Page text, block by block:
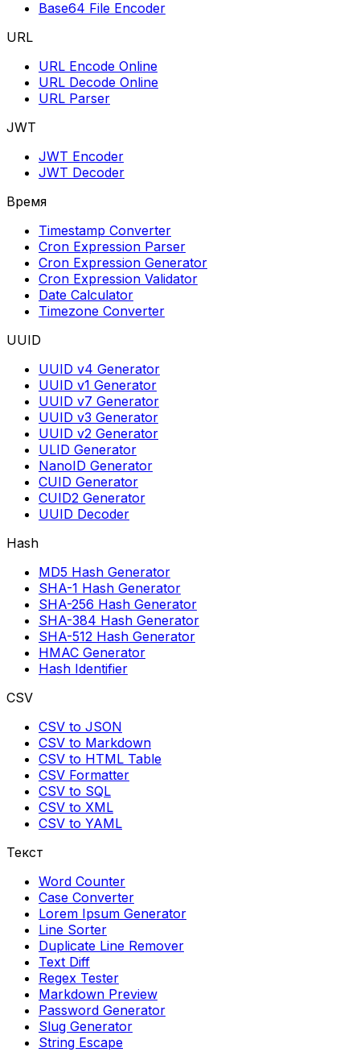
Base64 File Encoder
URL
URL Encode Online
URL Decode Online
URL Parser
JWT
JWT Encoder
JWT Decoder
Время
Timestamp Converter
Cron Expression Parser
Cron Expression Generator
Cron Expression Validator
Date Calculator
Timezone Converter
UUID
UUID v4 Generator
UUID v1 Generator
UUID v7 Generator
UUID v3 Generator
UUID v2 Generator
ULID Generator
NanoID Generator
CUID Generator
CUID2 Generator
UUID Decoder
Hash
MD5 Hash Generator
SHA-1 Hash Generator
SHA-256 Hash Generator
SHA-384 Hash Generator
SHA-512 Hash Generator
HMAC Generator
Hash Identifier
CSV
CSV to JSON
CSV to Markdown
CSV to HTML Table
CSV Formatter
CSV to SQL
CSV to XML
CSV to YAML
Текст
Word Counter
Case Converter
Lorem Ipsum Generator
Line Sorter
Duplicate Line Remover
Text Diff
Regex Tester
Markdown Preview
Password Generator
Slug Generator
String Escape